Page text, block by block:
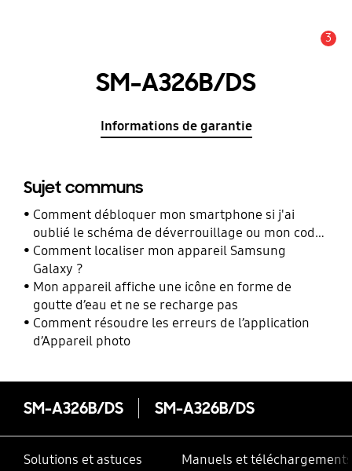
3
SM-A326B/DS
Informations de garantie
Sujet communs
Comment débloquer mon smartphone si j'ai
oublié le schéma de déverrouillage ou mon code
PIN ?
Comment localiser mon appareil Samsung
Galaxy ?
Mon appareil affiche une icône en forme de
goutte d’eau et ne se recharge pas
Comment résoudre les erreurs de l’application
d’Appareil photo
SM-A326B/DS SM-A326B/DS
Solutions et astuces Manuels et téléchargements